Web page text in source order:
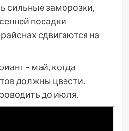
сильные заморозки,
посадки
сдвигаются на
– май, когда
должны цвести.
до июля.